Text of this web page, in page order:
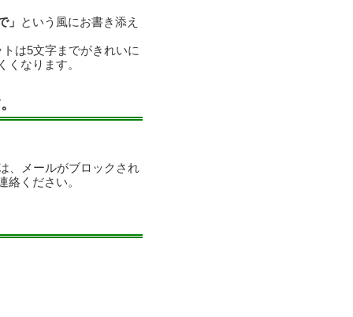
」 という風にお書き添え
は5文字までがきれいに
なります。
、メールがブロックされ
ください。